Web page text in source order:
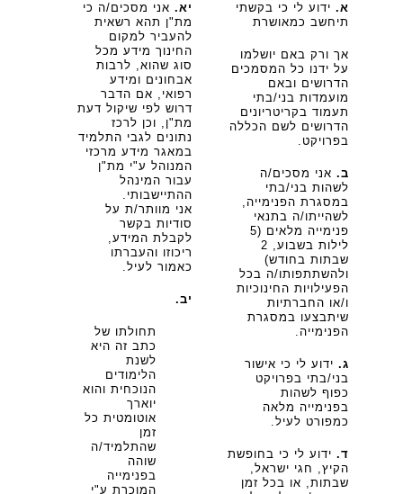
א.ידוע לי כי בקשתי
תיחשב כמאושרת
אך ורק באם יושלמו
על ידנו כל המסמכים
הדרושים ובאם
מועמדות בני/בתי
תעמוד בקריטריונים
הדרושים לשם הכללה
בפרויקט.
ב.אני מסכים/ה
לשהות בני/בתי
במסגרת הפנימייה,
לשהייתו/ה בתנאי
פנימייה מלאים (5
לילות בשבוע, 2
שבתות בחודש)
ולהשתתפותו/ה בכל
הפעילויות החינוכיות
ו/או החברתיות
שיתבצעו במסגרת
הפנימייה.
ג.ידוע לי כי אישור
בני/בתי בפרויקט
כפוף לשהות
בפנימייה מלאה
כמפורט לעיל.
ד.ידוע לי כי בחופשת
הקיץ, חגי ישראל,
שבתות, או בכל זמן
יא. אני מסכים/ה כי
מת"ן תהא רשאית
להעביר למקום
החינוך מידע מכל
סוג שהוא, לרבות
אבחונים ומידע
רפואי, אם הדבר
דרוש לפי שיקול דעת
מת"ן, וכן לרכז
נתונים לגבי התלמיד
במאגר מידע מרכזי
המנוהל ע"י מת"ן
עבור המינהל
ההתיישבותי.
אני מוותר/ת על
סודיות בקשר
לקבלת המידע,
ריכוזו והעברתו
כאמור לעיל.
יב.
תחולתו של
כתב זה היא
לשנת
הלימודים
הנוכחית והוא
יוארך
אוטומטית כל
זמן
שהתלמיד/ה
שוהה
בפנימייה
המוכרת ע"י